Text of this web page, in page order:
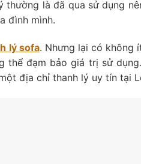
thường là đã qua sử dụng
đình mình.
lý sofa. Nhưng lại có không
thể đạm bảo giá trị sử
địa chỉ thanh lý uy tín tại